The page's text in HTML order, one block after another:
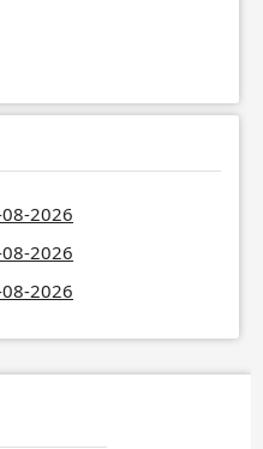
2026
2026
2026